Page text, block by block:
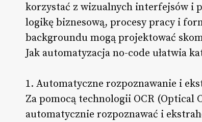
korzystać z wizualnych interfejsów i
logikę biznesową, procesy pracy i
backgroundu mogą projektować
Jak automatyzacja no-code ułatwia
1. Automatyczne rozpoznawanie i
Za pomocą technologii OCR (Optical
automatycznie rozpoznawać i